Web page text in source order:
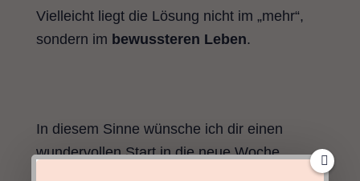
Vielleicht liegt die Lösung nicht im „mehr“,
sondern im bewussteren Leben.
In diesem Sinne wünsche ich dir einen
wundervollen Start in die neue Woche.